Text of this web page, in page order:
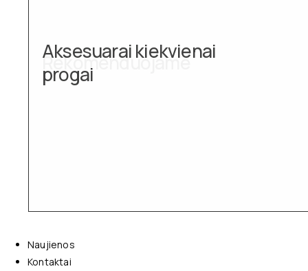
Aksesuarai kiekvienai
progai
Naujienos
Kontaktai